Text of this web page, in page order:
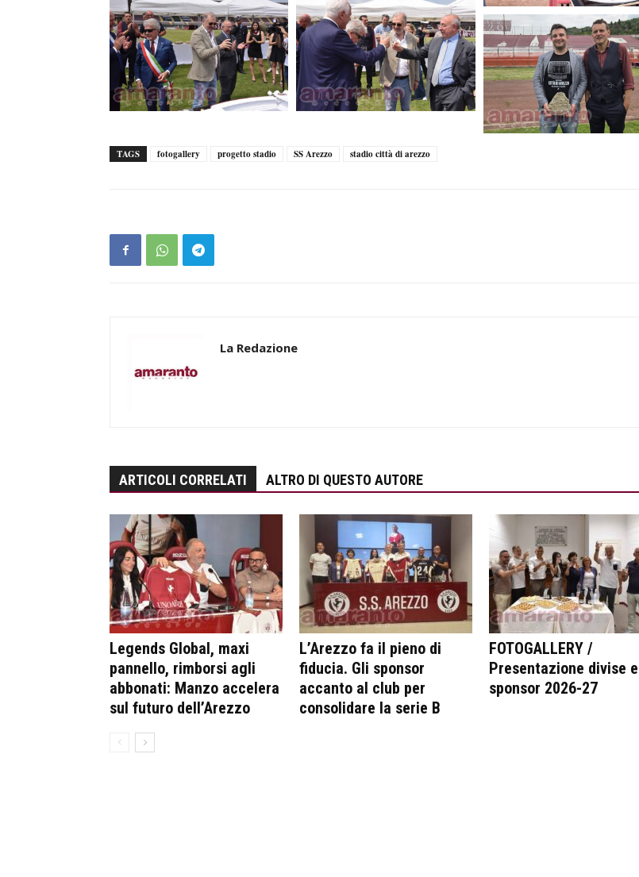
TAGS fotogallery progetto stadio SS Arezzo stadio città di arezzo
La Redazione
ARTICOLI CORRELATI ALTRO DI QUESTO AUTORE
Legends Global, maxi
pannello, rimborsi agli
abbonati: Manzo accelera
sul futuro dell’Arezzo
L’Arezzo fa il pieno di
fiducia. Gli sponsor
accanto al club per
consolidare la serie B
FOTOGALLERY /
Presentazione divise e
sponsor 2026-27